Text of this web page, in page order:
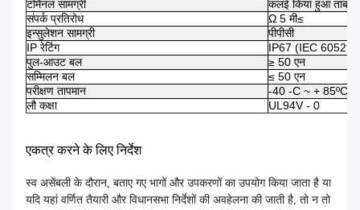
टर्मिनल सामग्री
कलई किया हुआ तांबा
संपर्क प्रतिरोध
Ω 5 मी≤
इन्सुलेशन सामग्री
पीपीसी
IP रेटिंग
IP67 (IEC 60529)
पुल-आउट बल
≥ 50 एन
सम्मिलन बल
≤ 50 एन
परीक्षण तापमान
-40 -C ~ + 85ºC
लौ कक्षा
UL94V - 0
एकत्र करने के लिए निर्देश
स्व असेंबली के दौरान, बताए गए भागों और उपकरणों का उपयोग किया जाता है या
यदि यहां वर्णित तैयारी और विधानसभा निर्देशों की अवहेलना की जाती है, तो न तो